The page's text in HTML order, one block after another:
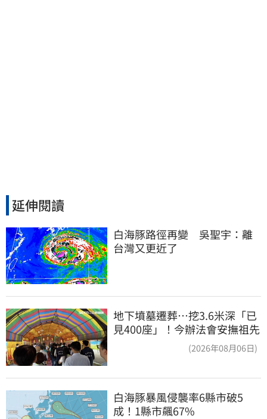
延伸閱讀
白海豚路徑再變　吳聖宇：離
台灣又更近了
地下墳墓遷葬…挖3.6米深「已
見400座」！今辦法會安撫祖先
(2026年08月06日)
白海豚暴風侵襲率6縣市破5
成！1縣市飆67%